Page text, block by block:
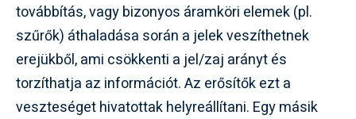
továbbítás, vagy bizonyos áramköri elemek (pl.
szűrők) áthaladása során a jelek veszíthetnek
erejükből, ami csökkenti a jel/zaj arányt és
torzíthatja az információt. Az erősítők ezt a
veszteséget hivatottak helyreállítani. Egy másik